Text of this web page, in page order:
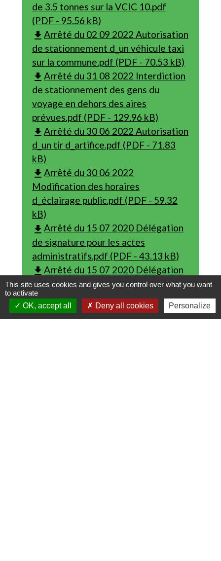
de 3.5 tonnes sur la VCIC 10.pdf
(PDF - 95.56 kB)
file_download Arrêté du 02 09 2022 Autorisation
de stationnement d_un véhicule taxi
sur la commune.pdf (PDF - 70.53 kB)
file_download Arrêté du 31 08 2022 Interdiction
de stationnement des gens du
voyage en dehors des aires
prévues.pdf (PDF - 129.96 kB)
file_download Arrêté du 30 06 2022 Autorisation
d_un tir d_artifice.pdf (PDF - 71.83
kB)
file_download Arrêté du 30 06 2022
Modification des horaires
d_éclairage public.pdf (PDF - 59.32
kB)
file_download Arrêté du 15 07 2020 Délégation
de signature pour les actes
administratifs.pdf (PDF - 43.13 kB)
file_download Arrêté du 15 07 2020 Délégation
de signature à un fonctionnaire
titulaire.pdf (PDF - 42.18 kB)
file_downloadArrêté du 10 07 2020 Délégations
This site uses cookies and gives you control over what you want
to activate
OK, accept all
Deny all cookies Personalize